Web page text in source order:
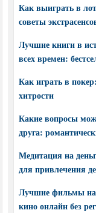
Как выиграть в
советы
Лучшие книги в
всех времен:
Как играть в
хитрости
Какие вопросы
друга:
Медитация на
для привлечения
Лучшие фильмы на
кино онлайн без